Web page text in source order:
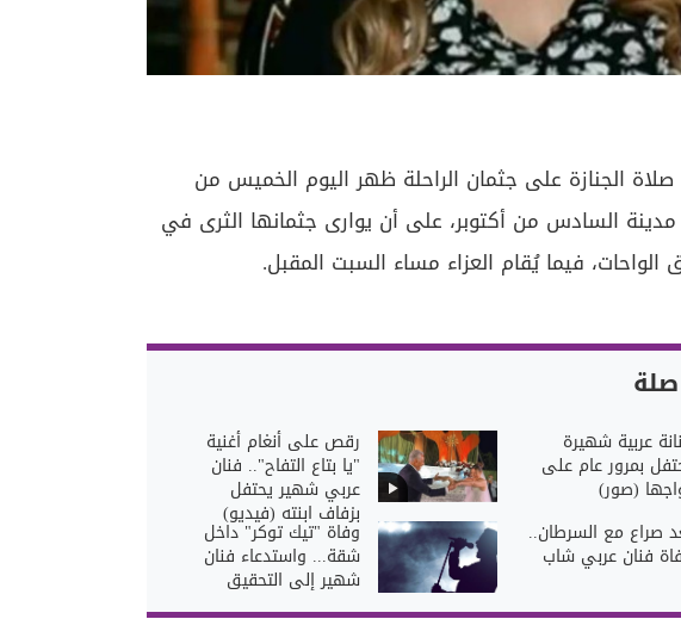
الجنازة على جثمان الراحلة ظهر اليوم الخميس من
السادس من أكتوبر، على أن يوارى جثمانها الثرى في
فيما يُقام العزاء مساء السبت المقبل.
عربية شهيرة
بمرور عام على
(صور)
رقص على أنغام أغنية
"يا بتاع التفاح".. فنان
عربي شهير يحتفل
بزفاف ابنته (فيديو)
صراع مع السرطان..
فنان عربي شاب
وفاة "تيك توكر" داخل
شقة... واستدعاء فنان
شهير إلى التحقيق